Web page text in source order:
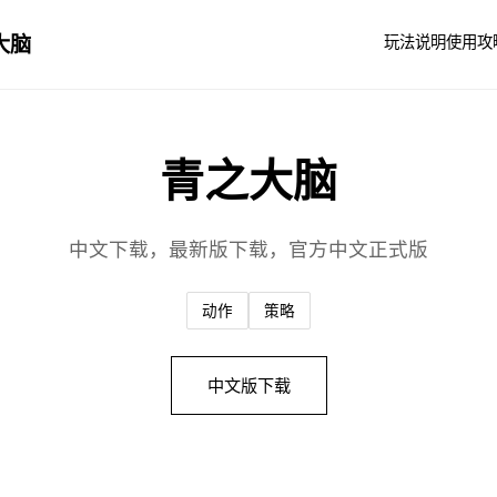
脑 玩法说明使用攻
青之大脑
中文下载，最新版下载，官方中文正式版
动作 策略
中文版下载